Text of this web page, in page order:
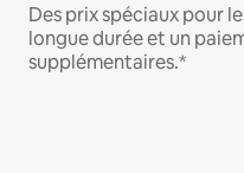
Des prix spéciaux pour
longue durée et un
supplémentaires.*